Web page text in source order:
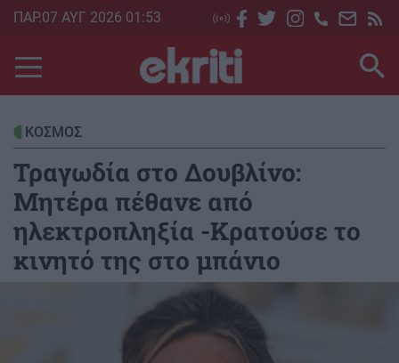
Skip
main
content
ΠΑΡ.07 ΑΥΓ 2026 01:53
ΚΟΣΜΟΣ
Τραγωδία στο Δουβλίνο:
Μητέρα πέθανε από
ηλεκτροπληξία -Κρατούσε το
κινητό της στο μπάνιο